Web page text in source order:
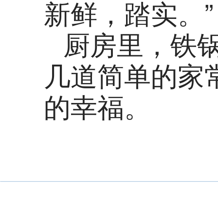
新鲜，踏实。”
厨房里，铁
几道简单的
的幸福。